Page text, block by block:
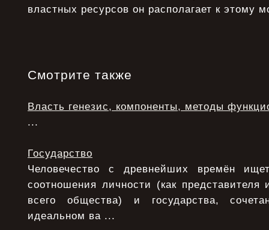
властных ресурсов он располагает к этому
Смотрите также
Власть генезис, компоненты, методы
...
Государство
Человечество с древнейших времён
соотношения личности (как представителя
всего общества) и государства,
идеальном ва ...